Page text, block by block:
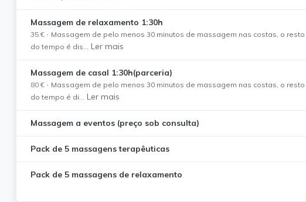
Massagem de relaxamento 1:30h
35 € · Massagem de pelo menos 30 minutos de massagem nas costas, o resto
do tempo é dis... Ler mais
Massagem de casal 1:30h(parceria)
80 € · Massagem de pelo menos 30 minutos de massagem nas costas, o resto
do tempo é di... Ler mais
Massagem a eventos (preço sob consulta)
Pack de 5 massagens terapêuticas
Pack de 5 massagens de relaxamento